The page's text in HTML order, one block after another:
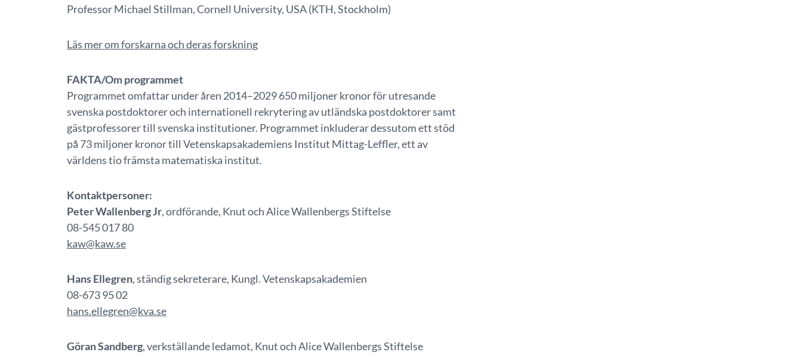
Professor Michael Stillman, Cornell University, USA (KTH, Stockholm)
Läs mer om forskarna och deras forskning
FAKTA/Om programmet
Programmet omfattar under åren 2014–2029 650 miljoner kronor för utresande
svenska postdoktorer och internationell rekrytering av utländska postdoktorer samt
gästprofessorer till svenska institutioner. Programmet inkluderar dessutom ett stöd
på 73 miljoner kronor till Vetenskapsakademiens Institut Mittag-Leffler, ett av
världens tio främsta matematiska institut.
Kontaktpersoner:
Peter Wallenberg Jr, ordförande, Knut och Alice Wallenbergs Stiftelse
08-545 017 80
kaw@kaw.se
Hans Ellegren, ständig sekreterare, Kungl. Vetenskapsakademien
08-673 95 02
hans.ellegren@kva.se
Göran Sandberg, verkställande ledamot, Knut och Alice Wallenbergs Stiftelse